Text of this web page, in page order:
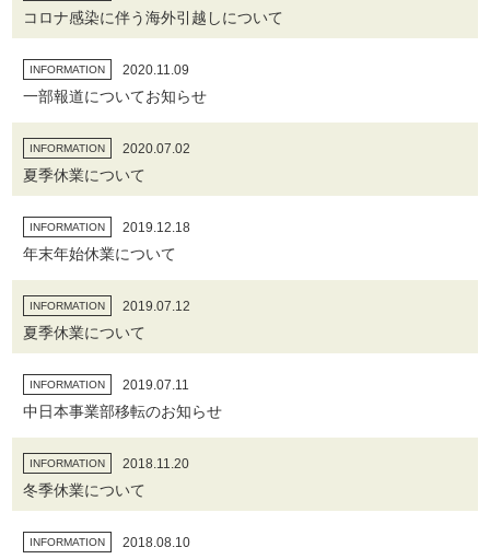
コロナ感染に伴う海外引越しについて
INFORMATION 2020.11.09
一部報道についてお知らせ
INFORMATION 2020.07.02
夏季休業について
INFORMATION 2019.12.18
年末年始休業について
INFORMATION 2019.07.12
夏季休業について
INFORMATION 2019.07.11
中日本事業部移転のお知らせ
INFORMATION 2018.11.20
冬季休業について
INFORMATION 2018.08.10